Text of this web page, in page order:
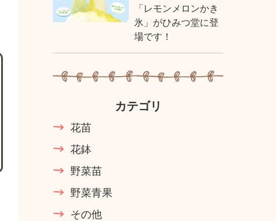
「レモンメロンかき
氷」がひみつ堂に登
場です！
カテゴリ
花苗
花鉢
野菜苗
野菜青果
その他